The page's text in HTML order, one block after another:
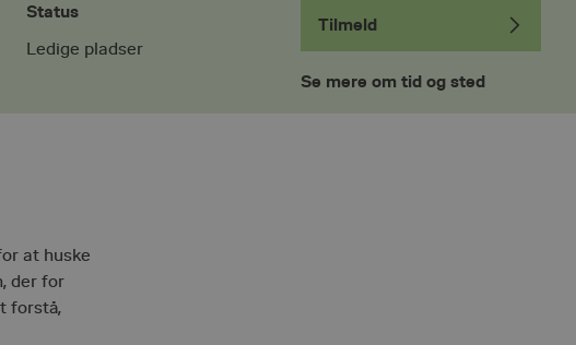
Status
Ledige pladser
Tilmeld
Se mere om tid og sted
at huske
der for
forstå,